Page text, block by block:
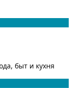
быт и кухня